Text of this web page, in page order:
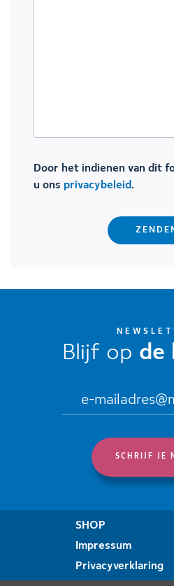
Door het indienen van dit
u ons privacybeleid.
Blijf op de
SHOP
Impressum
Privacyverklaring